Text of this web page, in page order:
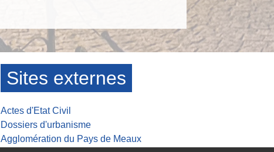
Sites externes
Actes d'Etat Civil
Dossiers d'urbanisme
Agglomération du Pays de Meaux